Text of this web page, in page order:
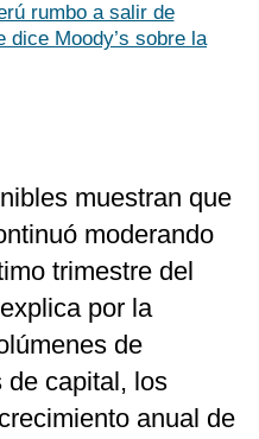
rumbo a salir de
dice Moody’s sobre la
muestran que
moderando
trimestre del
por la
de
de capital, los
anual de